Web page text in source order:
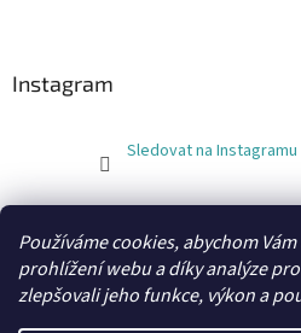
Používáme cookies, abychom
prohlížení webu a díky analýze
zlepšovali jeho funkce, výkon a
Instagram
Sledovat na Instagramu